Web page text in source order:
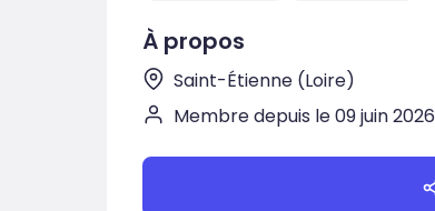
À propos
Saint-Étienne (Loire)
Membre depuis le 09 juin 2026